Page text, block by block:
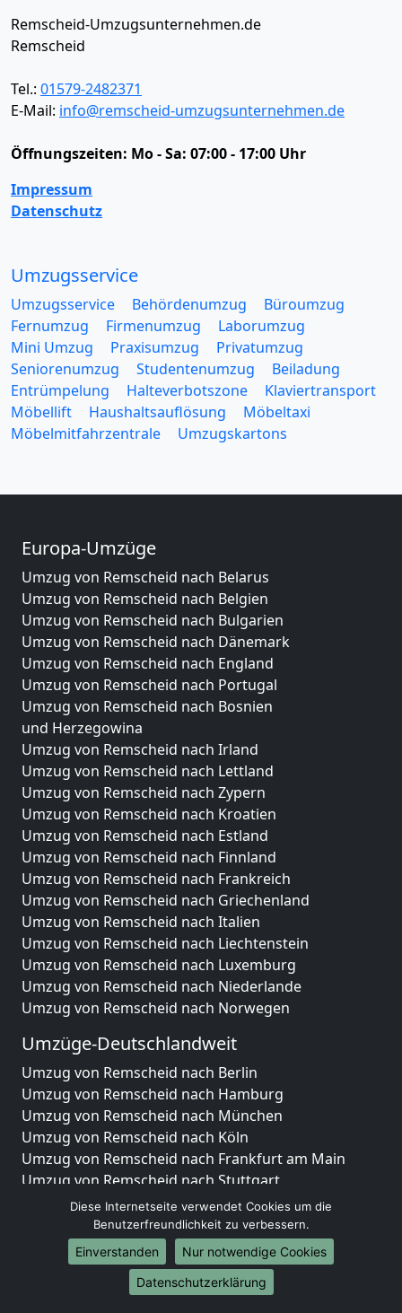
Remscheid-Umzugsunternehmen.de
Remscheid
Tel.: 01579-2482371
E-Mail: info@remscheid-umzugsunternehmen.de
Öffnungszeiten: Mo - Sa: 07:00 - 17:00 Uhr
Impressum
Datenschutz
Umzugsservice
Umzugsservice Behördenumzug
Büroumzug
Fernumzug
Firmenumzug
Laborumzug
Mini Umzug
Praxisumzug
Privatumzug
Seniorenumzug
Studentenumzug
Beiladung
Entrümpelung
Halteverbotszone
Klaviertransport
Möbellift
Haushaltsauflösung
Möbeltaxi
Möbelmitfahrzentrale
Umzugskartons
Europa-Umzüge
Umzug von Remscheid nach Belarus
Umzug von Remscheid nach Belgien
Umzug von Remscheid nach Bulgarien
Umzug von Remscheid nach Dänemark
Umzug von Remscheid nach England
Umzug von Remscheid nach Portugal
Umzug von Remscheid nach Bosnien
und Herzegowina
Umzug von Remscheid nach Irland
Umzug von Remscheid nach Lettland
Umzug von Remscheid nach Zypern
Umzug von Remscheid nach Kroatien
Umzug von Remscheid nach Estland
Umzug von Remscheid nach Finnland
Umzug von Remscheid nach Frankreich
Umzug von Remscheid nach Griechenland
Umzug von Remscheid nach Italien
Umzug von Remscheid nach Liechtenstein
Umzug von Remscheid nach Luxemburg
Umzug von Remscheid nach Niederlande
Umzug von Remscheid nach Norwegen
Umzüge-Deutschlandweit
Umzug von Remscheid nach Berlin
Umzug von Remscheid nach Hamburg
Umzug von Remscheid nach München
Umzug von Remscheid nach Köln
Umzug von Remscheid nach Frankfurt am Main
Umzug von Remscheid nach Stuttgart
Umzug von Remscheid nach Düsseldorf
Umzug von Remscheid nach Leipzig
Umzug von Remscheid nach Dortmund
Umzug von Remscheid nach Essen
Umzug von Remscheid nach Bremen
Diese Internetseite verwendet Cookies um die
Benutzerfreundlichkeit zu verbessern.
Einverstanden
Nur notwendige Cookies
Datenschutzerklärung